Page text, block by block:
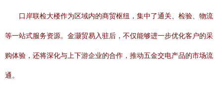
口岸联检大楼作为区域内的商贸枢纽，集中了通关、检验、物流
等一站式服务资源。金灏贸易入驻后，不仅能够进一步优化客户的采
购体验，还将深化与上下游企业的合作，推动五金交电产品的市场流
通。